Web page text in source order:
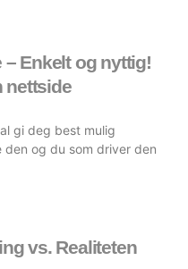
Enkelt og nyttig!
nettside
gi deg best mulig
og du som driver den
vs. Realiteten